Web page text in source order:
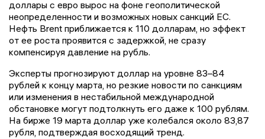
доллары с евро вырос на фоне геополитической
неопределенности и возможных новых санкций ЕС.
Нефть Brent приближается к 110 долларам, но эффект
от ее роста проявится с задержкой, не сразу
компенсируя давление на рубль.
Эксперты прогнозируют доллар на уровне 83–84
рублей к концу марта, но резкие новости по санкциям
или изменения в нестабильной международной
обстановке могут подтолкнуть его даже к 100 рублям.
На бирже 19 марта доллар уже колебался около 83,87
рубля, подтверждая восходящий тренд.